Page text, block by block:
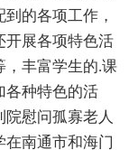
的各项工作，
开展各项特色活
，丰富学生的.课
各种特色的活
慰问孤寡老人
南通市和海门